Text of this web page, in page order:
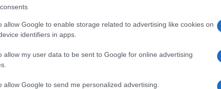
allow Google to enable storage related to advertising like cookies on
identifiers in apps.
allow my user data to be sent to Google for online advertising
allow Google to send me personalized advertising.
δράσεις δυναμώνουν τους δεσμούς
και κρατούν ζωντανό το πνεύμα της
ποδοσφαιριστές της ομάδας, οι οποίοι –
μεήθος, ομαδικότητα, σεβασμό και